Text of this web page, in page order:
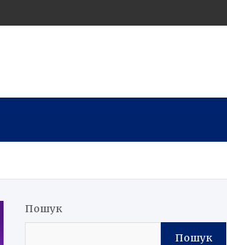
Пошук
Пошук